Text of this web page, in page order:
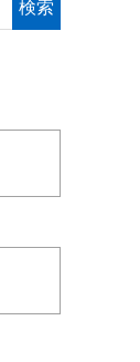
検索